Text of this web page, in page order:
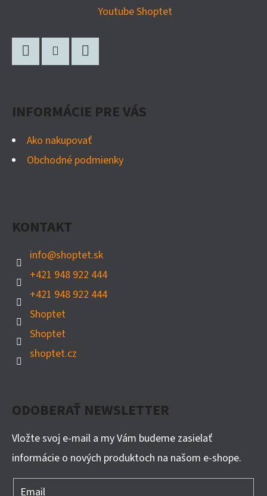
Youtube Shoptet
INFORMÁCIE PRE VÁS
Ako nakupovať
Obchodné podmienky
KONTAKT
info@shoptet.sk
+421 948 922 444
+421 948 922 444
Shoptet
Shoptet
shoptet.cz
ODOBERAŤ NEWSLETTER
Vložte svoj e-mail a my Vám budeme zasielať
informácie o nových produktoch na našom e-shope.
Email